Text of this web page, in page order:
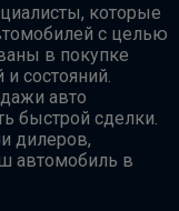
которые
с целью
в покупке
состояний.
авто
быстрой сделки.
дилеров,
автомобиль в